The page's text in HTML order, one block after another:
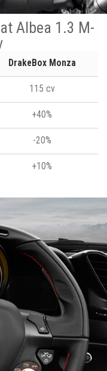
Albea 1.3 M-
DrakeBox Monza
115 cv
+40%
-20%
+10%